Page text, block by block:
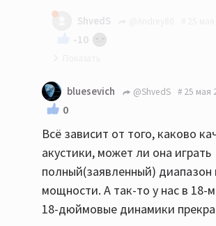
мое имхо: до 20-22 квм никаких
ShvedS
-10
Так и я Вам ни в коем случае
bluesevich @ShvedS 25 мая
0
Всё зависит от того, каково
акустики, может ли она играть
полный(заявленный) диапазон
мощности. А так-то у нас в
18-дюймовые динамики